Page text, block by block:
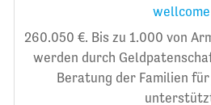
wellcome
260.050 €. Bis zu 1.000 von
werden durch
Beratung der Familien